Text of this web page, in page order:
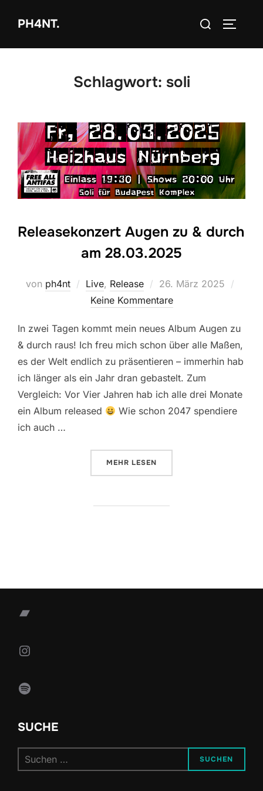
InhaltPH4NT.
Suchen
Schlagwort: soli
Releasekonzert Augen zu & durch
am 28.03.2025
von ph4nt Live, Release
Veröffentlicht
am
26. März 2025
Keine Kommentare
In zwei Tagen kommt mein neues Album Augen zu
& durch raus! Ich freu mich schon über alle Maßen,
es der Welt endlich zu präsentieren – immerhin hab
ich länger als ein Jahr dran gebastelt. Zum
Vergleich: Vor Vier Jahren hab ich alle drei Monate
ein Album released
Wie schon 2047 spendiere
ich auch …
MEHR ÜBER „RELEASEKONZERT
LESEN
Bandcamp
Instagram
Spotify
SUCHE
nach:
SUCHEN